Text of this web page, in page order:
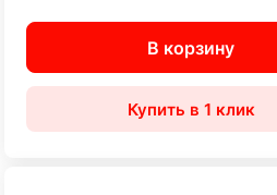
В корзину
Купить в 1 клик